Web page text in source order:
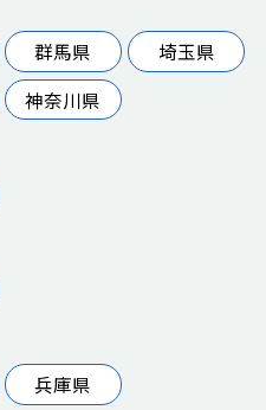
群馬県
埼玉県
神奈川県
兵庫県